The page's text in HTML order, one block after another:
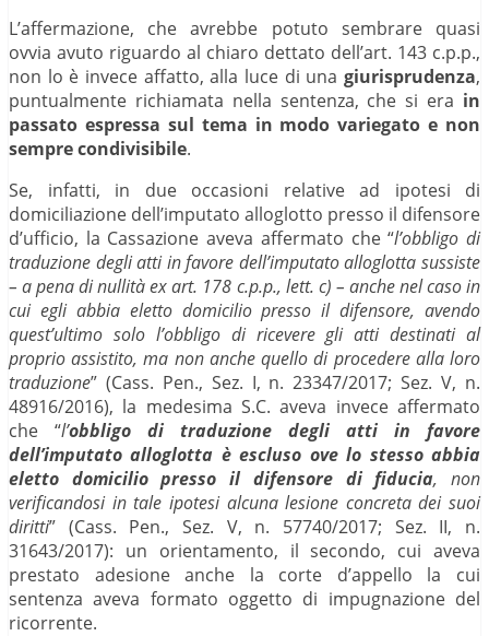
L’affermazione, che avrebbe potuto sembrare quasi
ovvia avuto riguardo al chiaro dettato dell’art. 143 c.p.p.,
non lo è invece affatto, alla luce di una giurisprudenza,
puntualmente richiamata nella sentenza, che si era in
passato espressa sul tema in modo variegato e non
sempre condivisibile.
Se, infatti, in due occasioni relative ad ipotesi di
domiciliazione dell’imputato alloglotto presso il difensore
d’ufficio, la Cassazione aveva affermato che “l’obbligo di
traduzione degli atti in favore dell’imputato alloglotta sussiste
– a pena di nullità ex art. 178 c.p.p., lett. c) – anche nel caso in
cui egli abbia eletto domicilio presso il difensore, avendo
quest’ultimo solo l’obbligo di ricevere gli atti destinati al
proprio assistito, ma non anche quello di procedere alla loro
traduzione” (Cass. Pen., Sez. I, n. 23347/2017; Sez. V, n.
48916/2016), la medesima S.C. aveva invece affermato
che “l’obbligo di traduzione degli atti in favore
dell’imputato alloglotta è escluso ove lo stesso abbia
eletto domicilio presso il difensore di fiducia, non
verificandosi in tale ipotesi alcuna lesione concreta dei suoi
diritti” (Cass. Pen., Sez. V, n. 57740/2017; Sez. II, n.
31643/2017): un orientamento, il secondo, cui aveva
prestato adesione anche la corte d’appello la cui
sentenza aveva formato oggetto di impugnazione del
ricorrente.